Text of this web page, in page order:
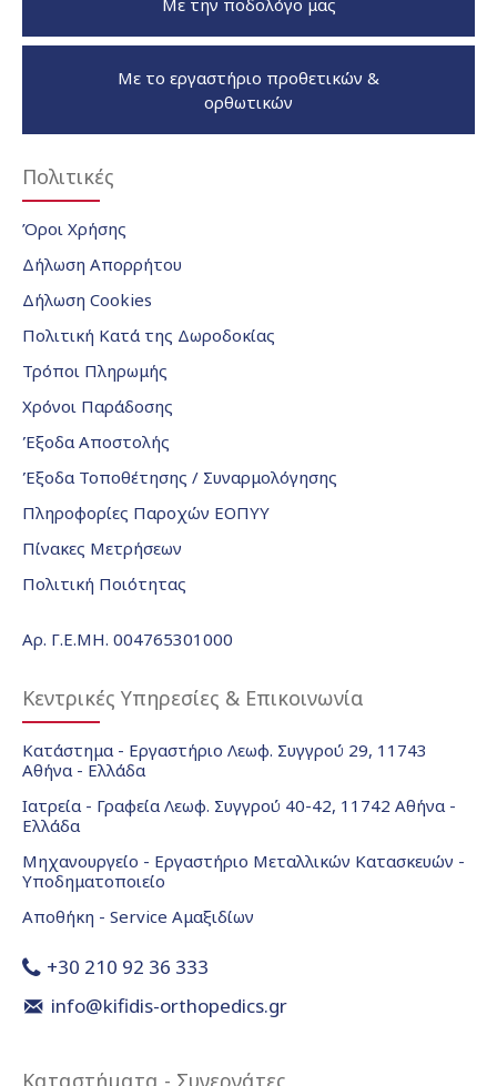
Με την ποδολόγο μας
Με το εργαστήριο προθετικών &
ορθωτικών
Πολιτικές
Όροι Χρήσης
Δήλωση Απορρήτου
Δήλωση Cookies
Πολιτική Κατά της Δωροδοκίας
Τρόποι Πληρωμής
Χρόνοι Παράδοσης
Έξοδα Αποστολής
Έξοδα Τοποθέτησης / Συναρμολόγησης
Πληροφορίες Παροχών ΕΟΠΥΥ
Πίνακες Μετρήσεων
Πολιτική Ποιότητας
Αρ. Γ.Ε.ΜΗ. 004765301000
Κεντρικές Υπηρεσίες & Επικοινωνία
Κατάστημα - Εργαστήριο Λεωφ. Συγγρού 29, 11743
Αθήνα - Ελλάδα
Ιατρεία - Γραφεία Λεωφ. Συγγρού 40-42, 11742 Αθήνα -
Ελλάδα
Μηχανουργείο - Εργαστήριο Μεταλλικών Κατασκευών -
Υποδηματοποιείο
Αποθήκη - Service Αμαξιδίων
+30 210 92 36 333
info@kifidis-orthopedics.gr
Καταστήματα - Συνεργάτες